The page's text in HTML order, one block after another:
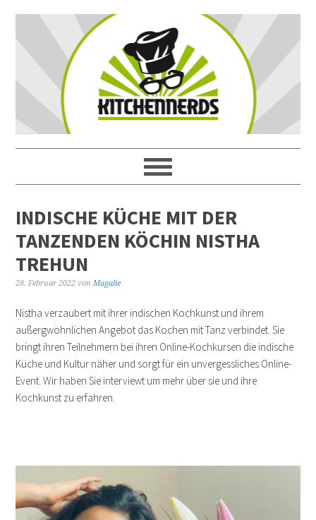
INDISCHE KÜCHE MIT DER
TANZENDEN KÖCHIN NISTHA
TREHUN
28. Februar 2022 vonMagalie
Nistha verzaubert mit ihrer indischen Kochkunst und ihrem
außergwöhnlichen Angebot das Kochen mit Tanz verbindet. Sie
bringt ihren Teilnehmern bei ihren Online-Kochkursen die indische
Küche und Kultur näher und sorgt für ein unvergessliches Online-
Event. Wir haben Sie interviewt um mehr über sie und ihre
Kochkunst zu erfahren.